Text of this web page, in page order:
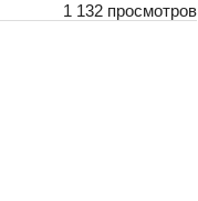
1 132 просмотров